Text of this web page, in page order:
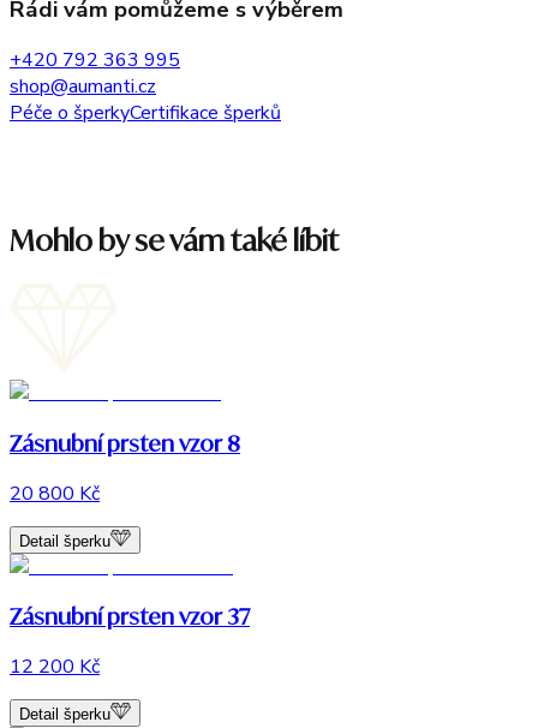
Rádi vám pomůžeme s výběrem
+420 792 363 995
shop@aumanti.cz
Péče o šperkyCertifikace šperků
Mohlo by se vám také líbit
Zásnubní prsten vzor 8
20 800 Kč
Detail šperku
Zásnubní prsten vzor 37
12 200 Kč
Detail šperku